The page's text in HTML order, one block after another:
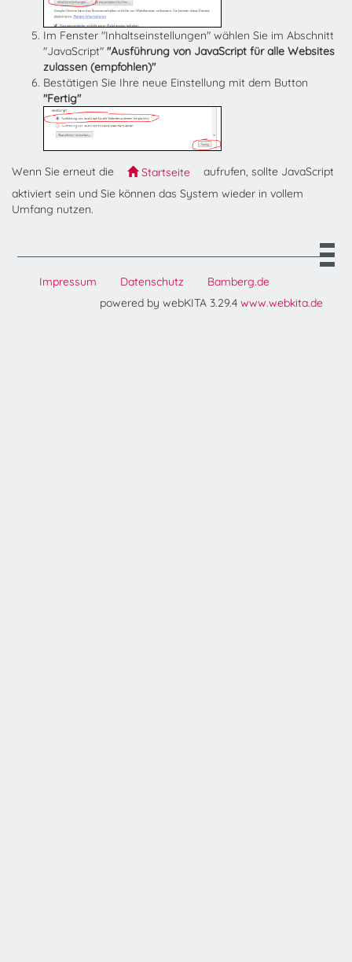
Im Fenster "Inhaltseinstellungen" wählen Sie im Abschnitt
"JavaScript" "Ausführung von JavaScript für alle Websites
zulassen (empfohlen)"
Bestätigen Sie Ihre neue Einstellung mit dem Button
"Fertig"
Wenn Sie erneut die Startseite
aufrufen, sollte JavaScript
aktiviert sein und Sie können das System wieder in vollem
Umfang nutzen.
Impressum Datenschutz
Bamberg.de
powered by webKITA 3.29.4 www.webkita.de